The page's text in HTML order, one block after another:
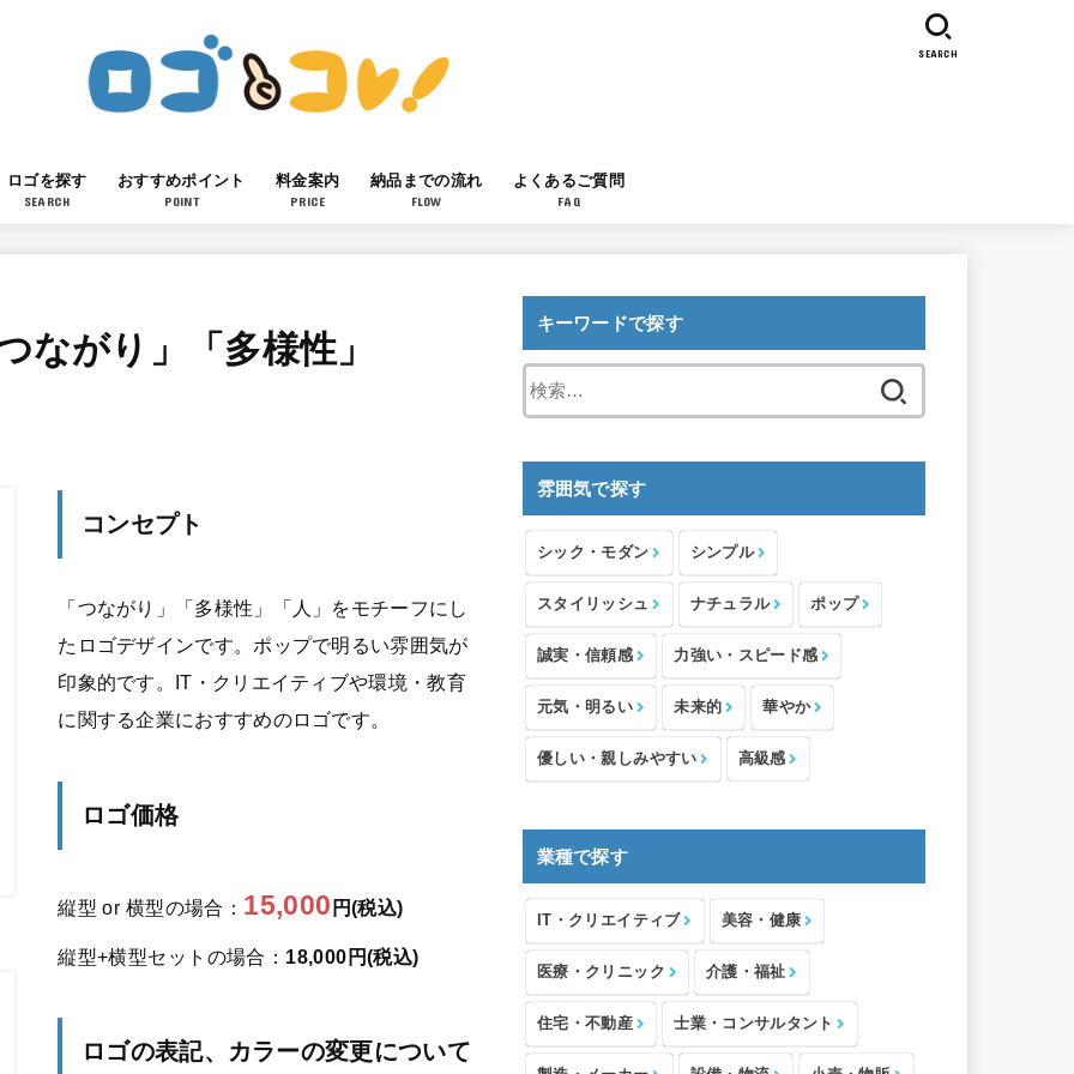
ロゴを探す
SEARCH
おすすめポイント
POINT
料金案内
PRICE
納品までの流れ
FLOW
よくあるご質問
FAQ
SEARCH
ながり」「多様性」
コンセプト
「つながり」「多様性」「人」をモチーフにし
たロゴデザインです。ポップで明るい雰囲気が
印象的です。IT・クリエイティブや環境・教育
に関する企業におすすめのロゴです。
ロゴ価格
縦型 or 横型の場合： 15,000 円(税込)
縦型+横型セットの場合： 18,000円(税込)
ロゴの表記、カラーの変更について
キーワードで探す
索:
雰囲気で探す
シック・モダン シンプル
スタイリッシュ ナチュラル ポップ
誠実・信頼感 力強い・スピード感
元気・明るい 未来的 華やか
優しい・親しみやすい 高級感
業種で探す
IT・クリエイティブ 美容・健康
医療・クリニック 介護・福祉
住宅・不動産 士業・コンサルタント